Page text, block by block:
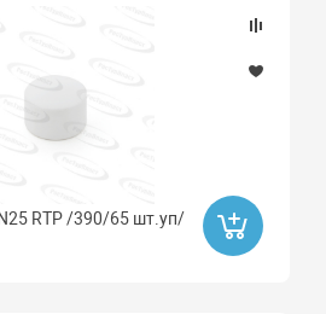
RTP /390/65 шт.уп/